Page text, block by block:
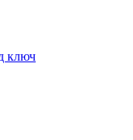
ключ